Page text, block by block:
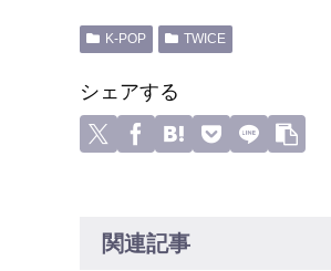
K-POP TWICE
シェアする
関連記事